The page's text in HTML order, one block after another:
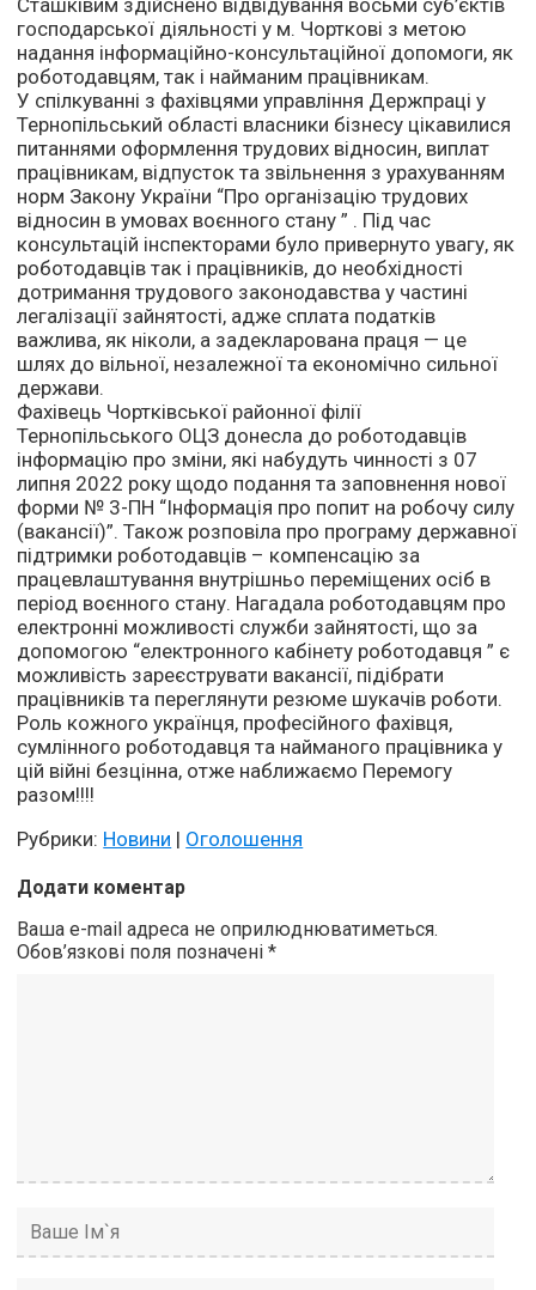
Сташківим здійснено відвідування восьми суб’єктів
господарської діяльності у м. Чорткові з метою
надання інформаційно-консультаційної допомоги, як
роботодавцям, так і найманим працівникам.
У спілкуванні з фахівцями управління Держпраці у
Тернопільський області власники бізнесу цікавилися
питаннями оформлення трудових відносин, виплат
працівникам, відпусток та звільнення з урахуванням
норм Закону України “Про організацію трудових
відносин в умовах воєнного стану ” . Під час
консультацій інспекторами було привернуто увагу, як
роботодавців так і працівників, до необхідності
дотримання трудового законодавства у частині
легалізації зайнятості, адже сплата податків
важлива, як ніколи, а задекларована праця — це
шлях до вільної, незалежної та економічно сильної
держави.
Фахівець Чортківської районної філії
Тернопільського ОЦЗ донесла до роботодавців
інформацію про зміни, які набудуть чинності з 07
липня 2022 року щодо подання та заповнення нової
форми № 3-ПН “Інформація про попит на робочу силу
(вакансії)”. Також розповіла про програму державної
підтримки роботодавців – компенсацію за
працевлаштування внутрішньо переміщених осіб в
період воєнного стану. Нагадала роботодавцям про
електронні можливості служби зайнятості, що за
допомогою “електронного кабінету роботодавця ” є
можливість зареєструвати вакансії, підібрати
працівників та переглянути резюме шукачів роботи.
Роль кожного українця, професійного фахівця,
сумлінного роботодавця та найманого працівника у
цій війні безцінна, отже наближаємо Перемогу
разом!!!!
Рубрики: Новини | Оголошення
Додати коментар
Ваша e-mail адреса не оприлюднюватиметься.
Обов’язкові поля позначені*